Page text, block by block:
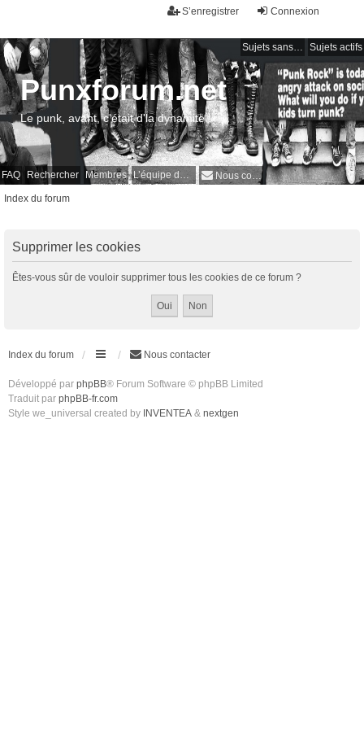
Connexion
S’enregistrer
Sujets sans réponse Sujets actifs
FAQ Rechercher Membres L’équipe du forum Nous contacter
Punxforum.net
Le punk, avant, c'était d'la dynamite !
Index du forum
Supprimer les cookies
Êtes-vous sûr de vouloir supprimer tous les cookies de ce forum ?
Index du forum Nous contacter
Développé par phpBB® Forum Software © phpBB Limited
Traduit par phpBB-fr.com
Style we_universal created by INVENTEA & nextgen